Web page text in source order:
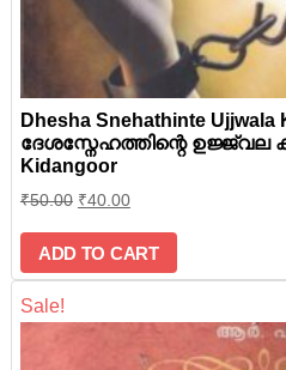
Dhesha Snehathinte Ujjwala
ദേശസ്നേഹത്തിന്റെ ഉജ്ജ്വല
Kidangoor
₹50.00 ₹40.00
ADD TO CART
Sale!